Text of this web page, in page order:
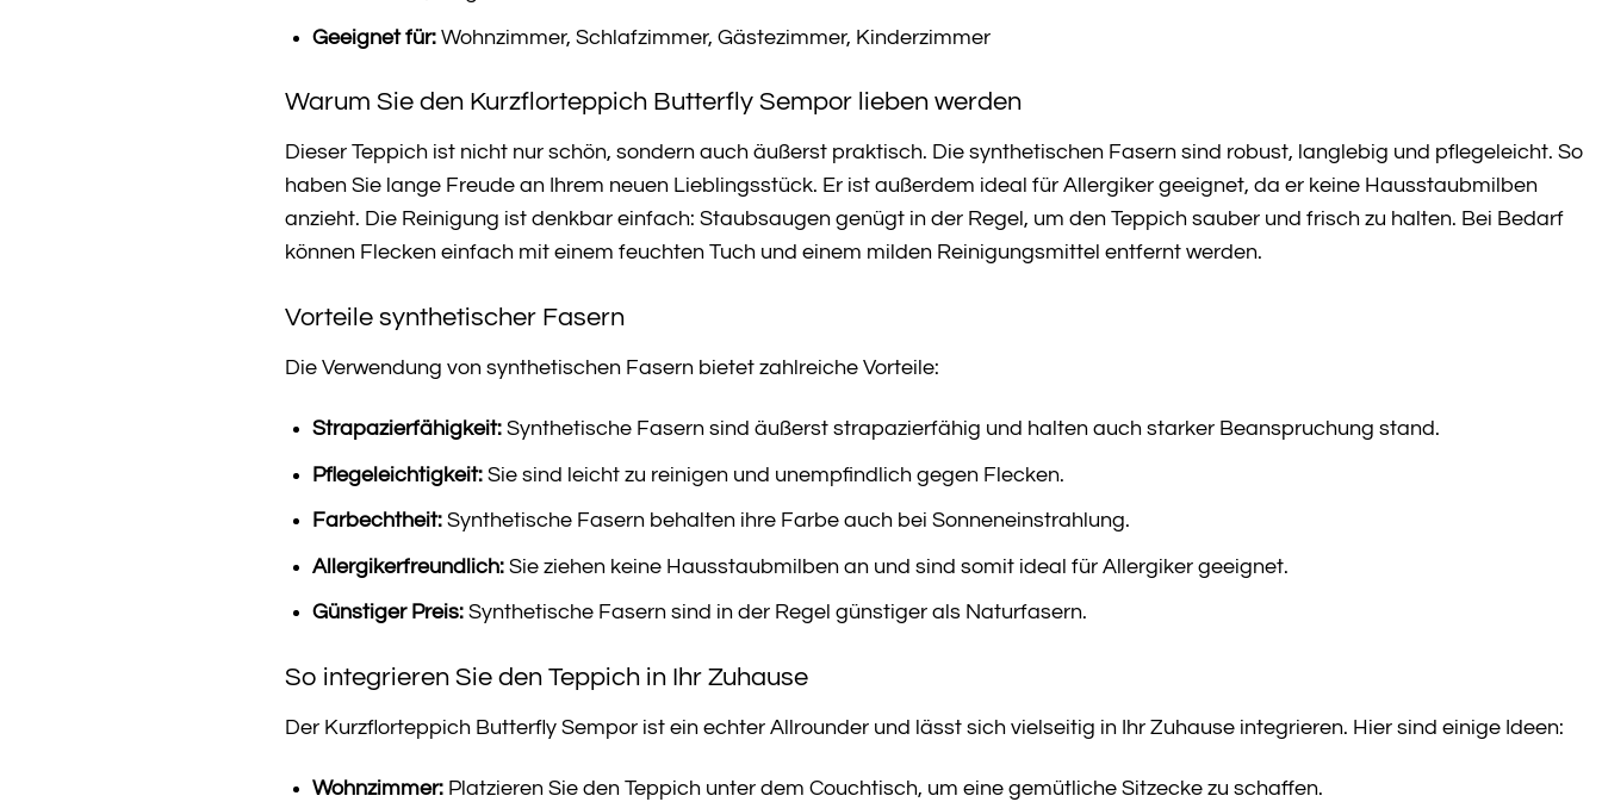
Geeignet für:Wohnzimmer, Schlafzimmer, Gästezimmer, Kinderzimmer
Warum Sie den Kurzflorteppich Butterfly Sempor lieben werden
Dieser Teppich ist nicht nur schön, sondern auch äußerst praktisch. Die synthetischen Fasern sind robust, langlebig und pflegeleicht. So
haben Sie lange Freude an Ihrem neuen Lieblingsstück. Er ist außerdem ideal für Allergiker geeignet, da er keine Hausstaubmilben
anzieht. Die Reinigung ist denkbar einfach: Staubsaugen genügt in der Regel, um den Teppich sauber und frisch zu halten. Bei Bedarf
können Flecken einfach mit einem feuchten Tuch und einem milden Reinigungsmittel entfernt werden.
Vorteile synthetischer Fasern
Die Verwendung von synthetischen Fasern bietet zahlreiche Vorteile:
Strapazierfähigkeit:Synthetische Fasern sind äußerst strapazierfähig und halten auch starker Beanspruchung stand.
Pflegeleichtigkeit:Sie sind leicht zu reinigen und unempfindlich gegen Flecken.
Farbechtheit:Synthetische Fasern behalten ihre Farbe auch bei Sonneneinstrahlung.
Allergikerfreundlich:Sie ziehen keine Hausstaubmilben an und sind somit ideal für Allergiker geeignet.
Günstiger Preis:Synthetische Fasern sind in der Regel günstiger als Naturfasern.
So integrieren Sie den Teppich in Ihr Zuhause
Der Kurzflorteppich Butterfly Sempor ist ein echter Allrounder und lässt sich vielseitig in Ihr Zuhause integrieren. Hier sind einige Ideen:
Wohnzimmer:Platzieren Sie den Teppich unter dem Couchtisch, um eine gemütliche Sitzecke zu schaffen.